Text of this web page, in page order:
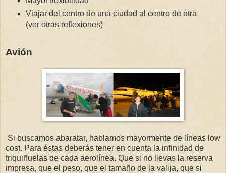
Viajar del centro de una ciudad al centro de otra
(ver otras reflexiones)
Avión
Si buscamos abaratar, hablamos mayormente de líneas low
cost. Para éstas deberás tener en cuenta la infinidad de
triquiñuelas de cada aerolínea. Que si no llevas la reserva
impresa, que el peso, que el tamaño de la valija, que si